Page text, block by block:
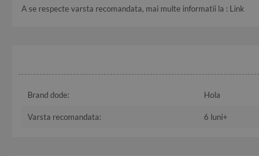
A se respecte varsta recomandata, mai multe informatii la : Link
Brand dode: Hola
Varsta recomandata: 6 luni+